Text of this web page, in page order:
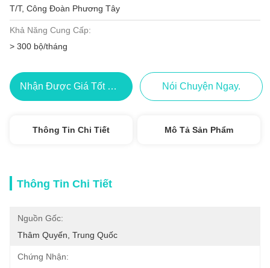
T/T, Công Đoàn Phương Tây
Khả Năng Cung Cấp:
> 300 bộ/tháng
Nhận Được Giá Tốt Nhất Nói Chuyện Ngay.
Thông Tin Chi Tiết Mô Tả Sản Phẩm
Thông Tin Chi Tiết
Nguồn Gốc:
Thâm Quyến, Trung Quốc
Chứng Nhận: